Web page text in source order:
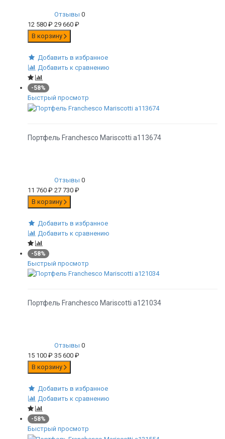
Отзывы 0
12 580 ₽ 29 660 ₽
В корзину
Добавить в избранное
Добавить к сравнению
-58%
Быстрый просмотр
Портфель Franchesco Mariscotti а113674
Отзывы 0
11 760 ₽ 27 730 ₽
В корзину
Добавить в избранное
Добавить к сравнению
-58%
Быстрый просмотр
Портфель Franchesco Mariscotti а121034
Отзывы 0
15 100 ₽ 35 600 ₽
В корзину
Добавить в избранное
Добавить к сравнению
-58%
Быстрый просмотр